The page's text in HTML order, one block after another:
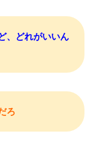
、どれがいいん
ろ